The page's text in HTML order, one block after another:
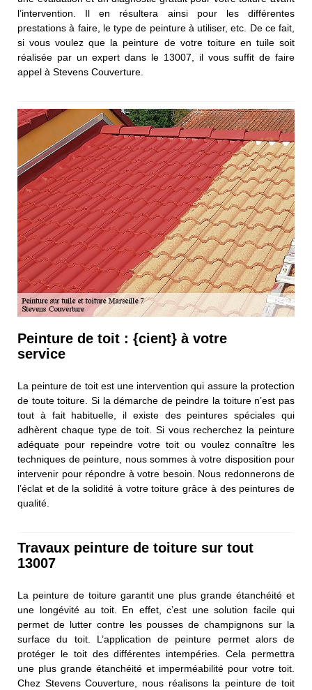
l’intervention. Il en résultera ainsi pour les différentes
prestations à faire, le type de peinture à utiliser, etc. De ce fait,
si vous voulez que la peinture de votre toiture en tuile soit
réalisée par un expert dans le 13007, il vous suffit de faire
appel à Stevens Couverture.
Peinture de toit : {cient} à votre
service
La peinture de toit est une intervention qui assure la protection
de toute toiture. Si la démarche de peindre la toiture n’est pas
tout à fait habituelle, il existe des peintures spéciales qui
adhèrent chaque type de toit. Si vous recherchez la peinture
adéquate pour repeindre votre toit ou voulez connaître les
techniques de peinture, nous sommes à votre disposition pour
intervenir pour répondre à votre besoin. Nous redonnerons de
l’éclat et de la solidité à votre toiture grâce à des peintures de
qualité.
Travaux peinture de toiture sur tout
13007
La peinture de toiture garantit une plus grande étanchéité et
une longévité au toit. En effet, c’est une solution facile qui
permet de lutter contre les pousses de champignons sur la
surface du toit. L’application de peinture permet alors de
protéger le toit des différentes intempéries. Cela permettra
une plus grande étanchéité et imperméabilité pour votre toit.
Chez Stevens Couverture, nous réalisons la peinture de toit